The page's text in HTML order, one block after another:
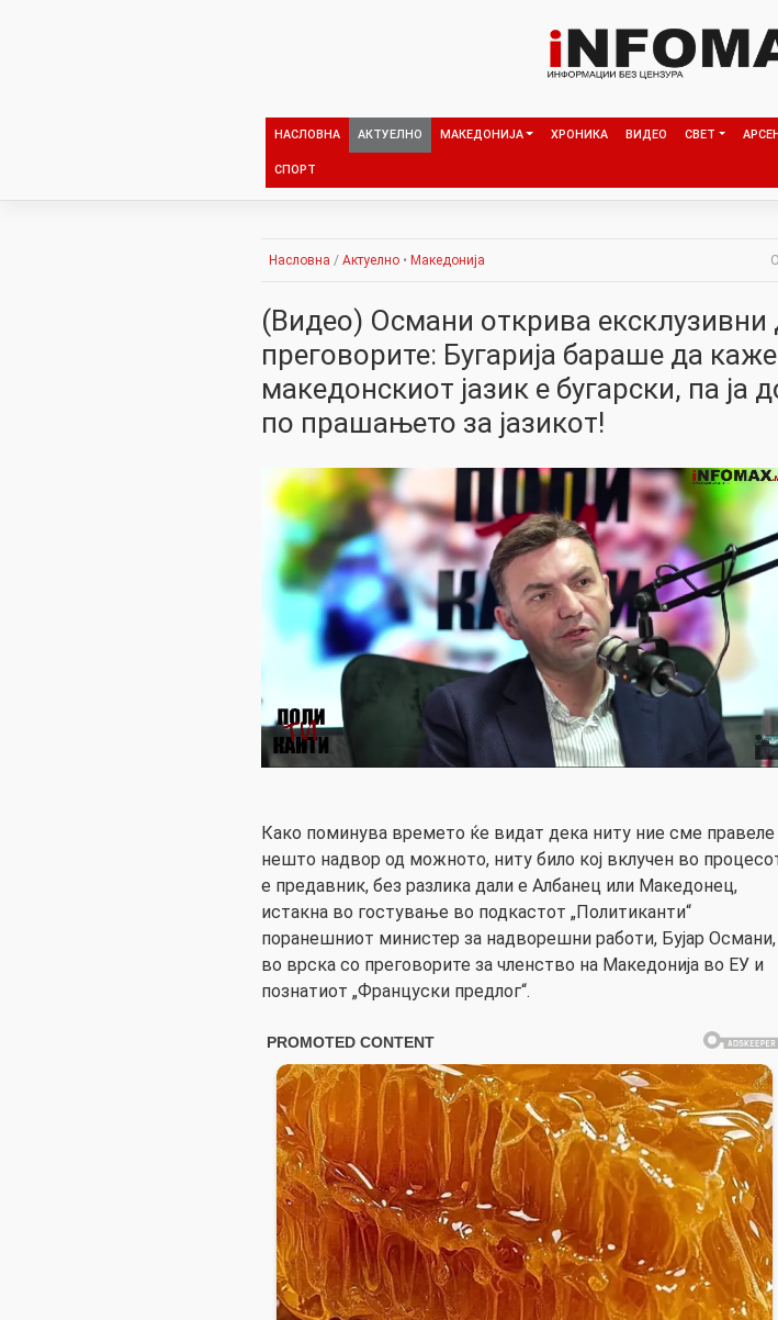
НАСЛОВНА АКТУЕЛНО МАКЕДОНИЈА ХРОНИКА ВИДЕО СВЕТ
СПОРТ
Насловна / Актуелно • Македонија
(Видео) Османи открива ексклузивни
преговорите: Бугарија бараше да
македонскиот јазик е бугарски, па ја
по прашањето за јазикот!
Како поминува времето ќе видат дека ниту ние сме правеле
нешто надвор од можното, ниту било кој вклучен во
е предавник, без разлика дали е Албанец или Македонец,
истакна во гостување во подкастот „Политиканти“
поранешниот министер за надворешни работи, Бујар Османи,
во врска со преговорите за членство на Македонија во ЕУ и
познатиот „Француски предлог“.